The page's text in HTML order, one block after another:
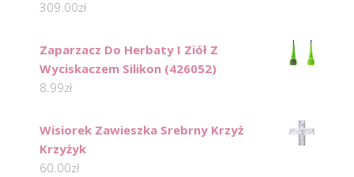
309.00zł
Zaparzacz Do Herbaty I Ziół Z
Wyciskaczem Silikon (426052)
8.99zł
Wisiorek Zawieszka Srebrny Krzyż
Krzyżyk
60.00zł